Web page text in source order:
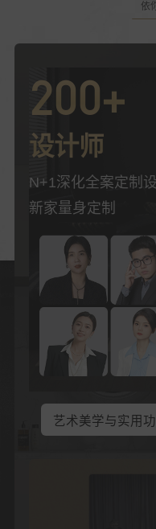
依
200+
设计师
N+1深化全案定制
新家量身定制
艺术美学与实用